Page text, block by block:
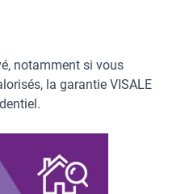
notamment si vous
la garantie VISALE